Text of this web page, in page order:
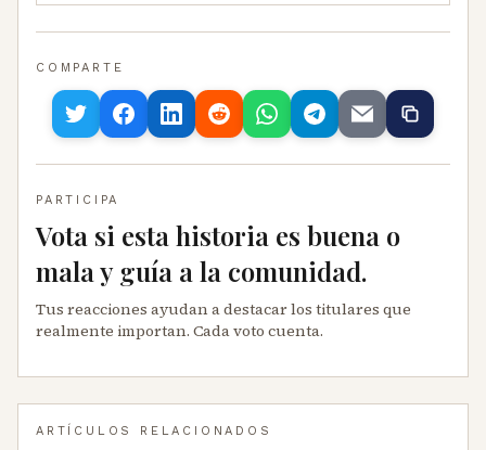
COMPARTE
PARTICIPA
Vota si esta historia es buena o
mala y guía a la comunidad.
Tus reacciones ayudan a destacar los titulares que
realmente importan. Cada voto cuenta.
ARTÍCULOS RELACIONADOS